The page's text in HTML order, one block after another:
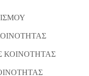
ΚΟΙΝΟΤΗΤΑΣ